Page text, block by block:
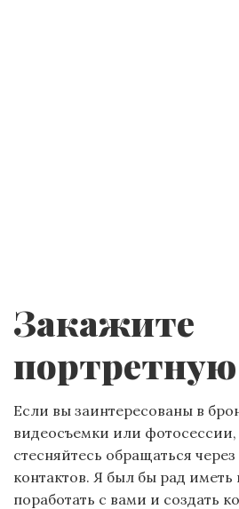
Закажите
Если вы заинтересованы в
видеосъемки или
стесняйтесь обращаться
контактов. Я был бы рад
поработать с вами и создать